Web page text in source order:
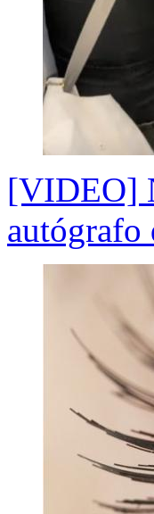
[VIDEO]
autógrafo